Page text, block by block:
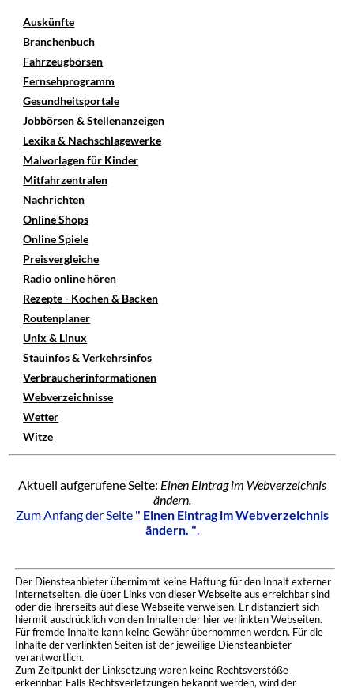
Auskünfte
Branchenbuch
Fahrzeugbörsen
Fernsehprogramm
Gesundheitsportale
Jobbörsen & Stellenanzeigen
Lexika & Nachschlagewerke
Malvorlagen für Kinder
Mitfahrzentralen
Nachrichten
Online Shops
Online Spiele
Preisvergleiche
Radio online hören
Rezepte - Kochen & Backen
Routenplaner
Unix & Linux
Stauinfos & Verkehrsinfos
Verbraucherinformationen
Webverzeichnisse
Wetter
Witze
Aktuell aufgerufene Seite: Einen Eintrag im Webverzeichnis
ändern.
Zum Anfang der Seite " Einen Eintrag im Webverzeichnis
ändern. ".
Der Diensteanbieter übernimmt keine Haftung für den Inhalt externer
Internetseiten, die über Links von dieser Webseite aus erreichbar sind
oder die ihrerseits auf diese Webseite verweisen. Er distanziert sich
hiermit ausdrücklich von den Inhalten der hier verlinkten Webseiten.
Für fremde Inhalte kann keine Gewähr übernommen werden. Für die
Inhalte der verlinkten Seiten ist der jeweilige Diensteanbieter
verantwortlich.
Zum Zeitpunkt der Linksetzung waren keine Rechtsverstöße
erkennbar. Falls Rechtsverletzungen bekannt werden, wird der